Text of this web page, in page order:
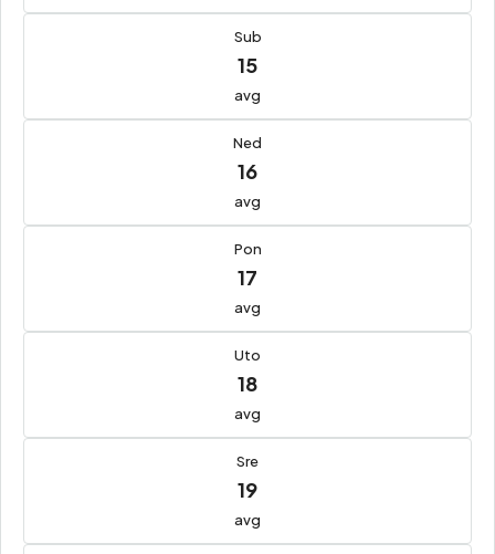
Sub
15
avg
Ned
16
avg
Pon
17
avg
Uto
18
avg
Sre
19
avg